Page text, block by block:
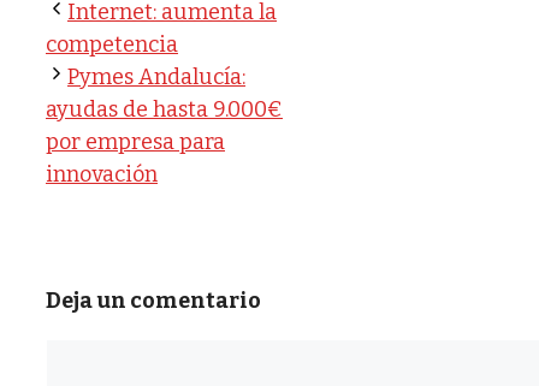
Internet: aumenta la
competencia
Pymes Andalucía:
ayudas de hasta 9.000€
por empresa para
innovación
Deja un comentario